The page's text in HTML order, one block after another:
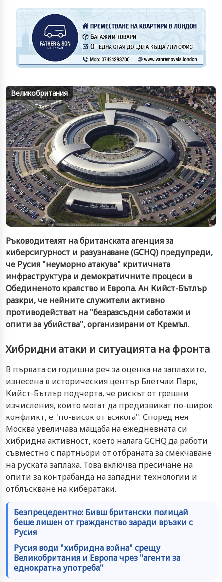
Великобритания
Ръководителят на британската агенция за
киберсигурност и разузнаване (GCHQ) предупреди,
че Русия "неуморно атакува" критичната
инфраструктура и демократичните процеси в
Обединеното кралство и Европа. Ан Кийст-Бътлър
разкри, че нейните служители активно
противодействат на "безразсъдни саботажи и
опити за убийства", организирани от Кремъл.
Хибридни атаки и ситуацията на фронта
В първата си годишна реч за оценка на заплахите,
изнесена в историческия център Блетчли Парк,
Кийст-Бътлър подчерта, че рискът от грешни
изчисления, които могат да предизвикат по-широк
конфликт, е "по-висок от всякога". Според нея
Москва увеличава мащаба на ежедневната си
хибридна активност, което налага GCHQ да работи
съвместно с партньори от отбраната за смекчаване
на руската заплаха. Това включва пресичане на
опити за контрабанда на западни технологии и
отблъскване на кибератаки.
Безпрецедентно: Бивш британски полицай
беше лишен от гражданство заради връзки с
Русия
Русия води "хибридна война" срещу
Великобритания и Европа чрез "агенти за
еднократна употреба"